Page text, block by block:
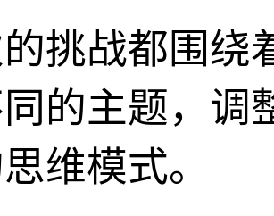
挑战都围绕
的主题，调
维模式。